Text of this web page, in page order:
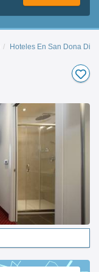
Hoteles En San Dona Di